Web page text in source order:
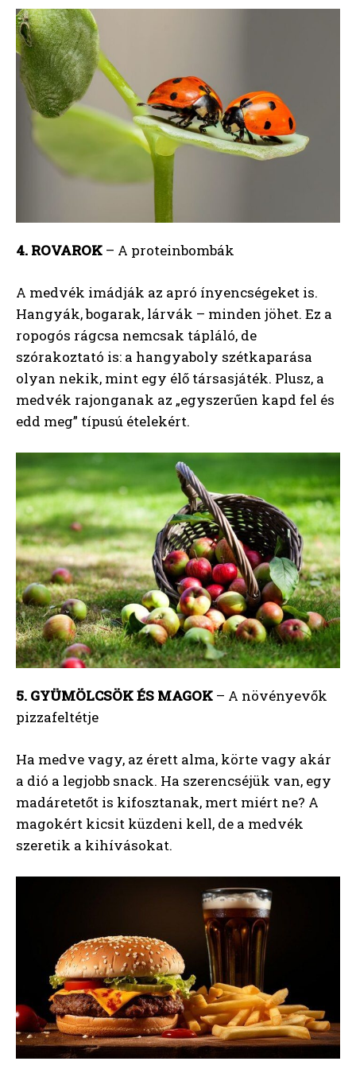
4. ROVAROK – A proteinbombák
A medvék imádják az apró ínyencségeket is.
Hangyák, bogarak, lárvák – minden jöhet. Ez a
ropogós rágcsa nemcsak tápláló, de
szórakoztató is: a hangyaboly szétkaparása
olyan nekik, mint egy élő társasjáték. Plusz, a
medvék rajonganak az „egyszerűen kapd fel és
edd meg” típusú ételekért.
5. GYÜMÖLCSÖK ÉS MAGOK – A növényevők
pizzafeltétje
Ha medve vagy, az érett alma, körte vagy akár
a dió a legjobb snack. Ha szerencséjük van, egy
madáretetőt is kifosztanak, mert miért ne? A
magokért kicsit küzdeni kell, de a medvék
szeretik a kihívásokat.